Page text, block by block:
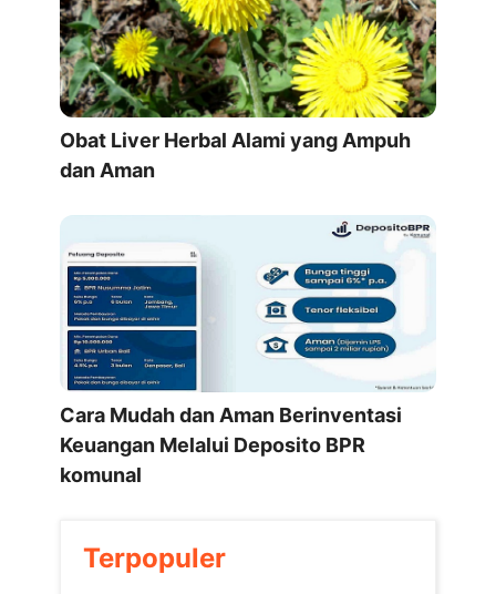
Obat Liver Herbal Alami yang Ampuh
dan Aman
Cara Mudah dan Aman Berinventasi
Keuangan Melalui Deposito BPR
komunal
Terpopuler